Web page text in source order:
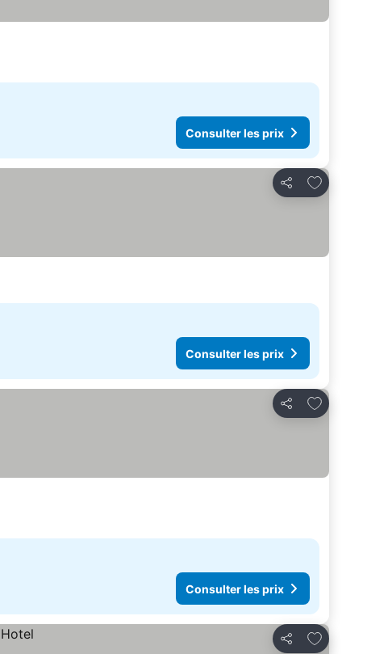
Consulter les prix
Partager
Ajouter à
Consulter les prix
Partager
Ajouter à
Consulter les prix
Partager
Ajouter à